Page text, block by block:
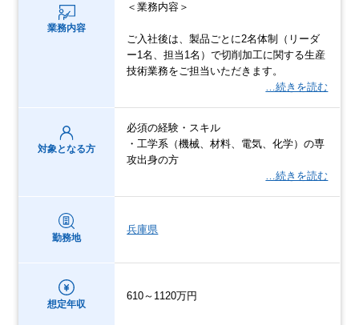
業務内容
＜業務内容＞
ご入社後は、製品ごとに2名体制（リーダ
ー1名、担当1名）で切削加工に関する生産
技術業務をご担当いただきます。
…続きを読む
対象となる方
必須の経験・スキル
・工学系（機械、材料、電気、化学）の専
攻出身の方
…続きを読む
勤務地
兵庫県
想定年収
610～1120万円